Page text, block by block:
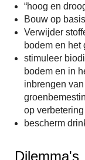
“hoog en
Bouw op
Verwijder
bodem en het
stimuleer
bodem en in
inbrengen
op
bescherm
Dilemma's